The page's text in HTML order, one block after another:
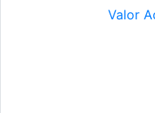
Valor